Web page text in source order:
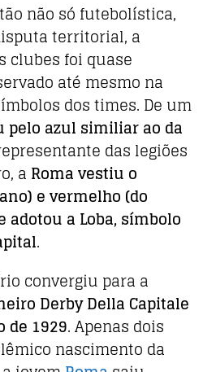
não só futebolística,
territorial, a
clubes foi quase
até mesmo na
dos times. De um
pelo azul similiar ao da
das legiões
a Roma vestiu o
e vermelho (do
adotou a Loba, símbolo
.
convergiu para a
Derby Della Capitale
de 1929. Apenas dois
nascimento da